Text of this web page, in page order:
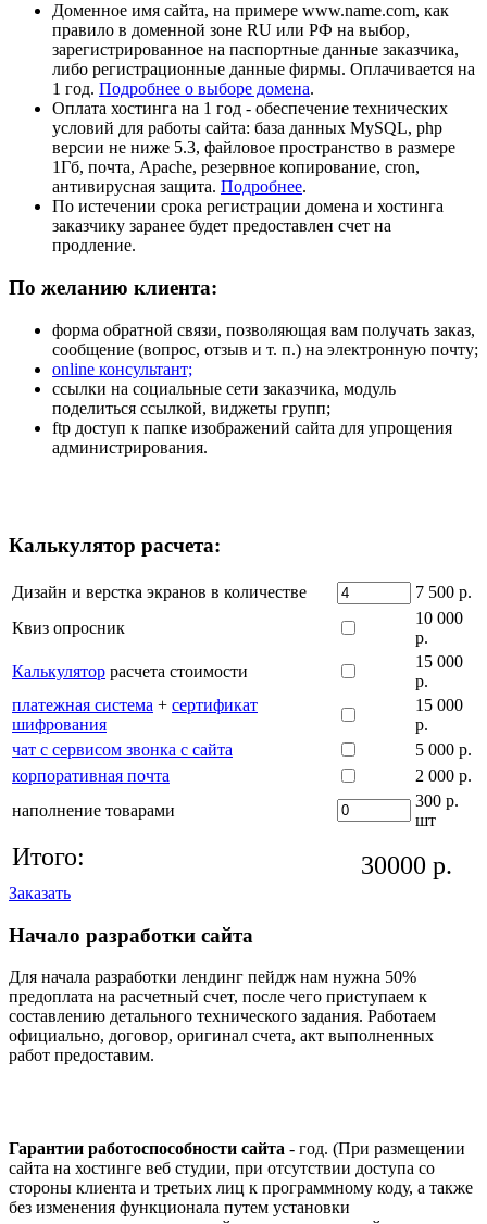
Доменное имя сайта, на примере www.name.com, как
правило в доменной зоне RU или РФ на выбор,
зарегистрированное на паспортные данные заказчика,
либо регистрационные данные фирмы. Оплачивается на
1 год. Подробнее о выборе домена.
Оплата хостинга на 1 год - обеспечение технических
условий для работы сайта: база данных MySQL, php
версии не ниже 5.3, файловое пространство в размере
1Гб, почта, Apache, резервное копирование, cron,
антивирусная защита. Подробнее.
По истечении срока регистрации домена и хостинга
заказчику заранее будет предоставлен счет на
продление.
По желанию клиента:
форма обратной связи, позволяющая вам получать заказ,
сообщение (вопрос, отзыв и т. п.) на электронную почту;
online консультант;
ссылки на социальные сети заказчика, модуль
поделиться ссылкой, виджеты групп;
ftp доступ к папке изображений сайта для упрощения
администрирования.
Калькулятор расчета:
Дизайн и верстка экранов в количестве
7 500 р.
Квиз опросник
10 000
р.
Калькулятор расчета стоимости
15 000
р.
платежная система + сертификат
шифрования
15 000
р.
чат с сервисом звонка с сайта
5 000 р.
корпоративная почта
2 000 р.
наполнение товарами
300 р.
шт
Итого: 30000 р.
Заказать
Начало разработки сайта
Для начала разработки лендинг пейдж нам нужна 50%
предоплата на расчетный счет, после чего приступаем к
составлению детального технического задания. Работаем
официально, договор, оригинал счета, акт выполненных
работ предоставим.
Гарантии работоспособности сайта - год. (При размещении
сайта на хостинге веб студии, при отсутствии доступа со
стороны клиента и третьих лиц к программному коду, а также
без изменения функционала путем установки